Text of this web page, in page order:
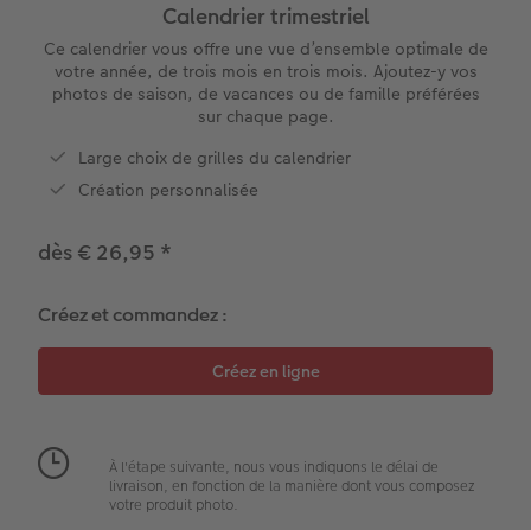
XXL Panorama
A5 Panorama
Petit Carré
Bébé
Types de papier
Possibilités
Extras
Tirages photo mini
Tirages rétro carré
Tirages fine art
Marque-page photo
Tirage photo encadré
Lots de photos
Boîte photo souvenirs
Photo sur carton mousse
Photo sur bois
hexxas
Polyptyque
Accessoires
Types de papier
Calendrier mural Fineline
À annoter
Modèles créatifs
Accessoires
Textiles
Magnets photo
Cadeaux animaliers
Coques smartphones
Boîte cadeau photo
Faire-part de mariage
Faire-part de naissance
Cartes d'anniversaire
Cartes de communion
Tous les thèmes
Calendrier trimestriel
Ce calendrier vous offre une vue d’ensemble optimale de
votre année, de trois mois en trois mois. Ajoutez-y vos
photos de saison, de vacances ou de famille préférées
sur chaque page.
Large choix de grilles du calendrier
Création personnalisée
dès € 26,95 *
Créez et commandez :
À l'étape suivante, nous vous indiquons le délai de
livraison, en fonction de la manière dont vous composez
votre produit photo.